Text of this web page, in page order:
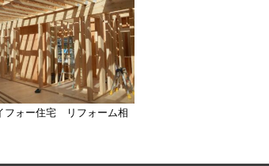
フォー住宅 リフォーム相